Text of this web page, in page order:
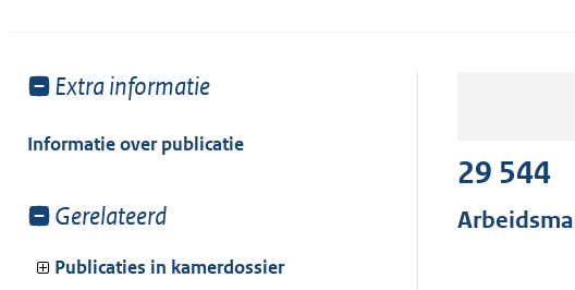
Toon
van:
Extra informatie
Informatie over publicatie
Toon
van:
Gerelateerd
Publicaties in kamerdossier
29 544